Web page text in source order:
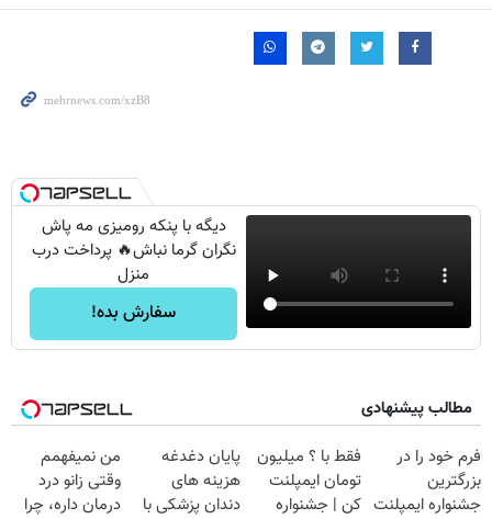
دیگه با پنکه رومیزی مه پاش
نگران گرما نباش🔥 پرداخت درب
منزل
سفارش بده!
مطالب پیشنهادی
فرم خود را در
بزرگترین
جشنواره ایمپلنت
فقط با ؟ میلیون
تومان ایمپلنت
کن | جشنواره
پایان دغدغه
هزینه های
دندان پزشکی با
من نمیفهمم
وقتی زانو درد
درمان داره، چرا